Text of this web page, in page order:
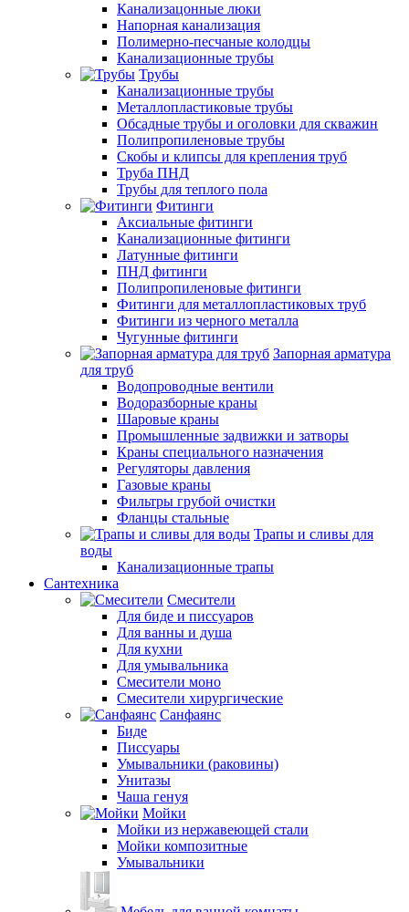
Канализацонные люки
Напорная канализация
Полимерно-песчаные колодцы
Канализационные трубы
Трубы
Канализационные трубы
Металлопластиковые трубы
Обсадные трубы и оголовки для скважин
Полипропиленовые трубы
Скобы и клипсы для крепления труб
Труба ПНД
Трубы для теплого пола
Фитинги
Аксиальные фитинги
Канализационные фитинги
Латунные фитинги
ПНД фитинги
Полипропиленовые фитинги
Фитинги для металлопластиковых труб
Фитинги из черного металла
Чугунные фитинги
Запорная арматура
для труб
Водопроводные вентили
Водоразборные краны
Шаровые краны
Промышленные задвижки и затворы
Краны специального назначения
Регуляторы давления
Газовые краны
Фильтры грубой очистки
Фланцы стальные
Трапы и сливы для
воды
Канализационные трапы
Сантехника
Смесители
Для биде и писсуаров
Для ванны и душа
Для кухни
Для умывальника
Смесители моно
Смесители хирургические
Санфаянс
Биде
Писсуары
Умывальники (раковины)
Унитазы
Чаша генуя
Мойки
Мойки из нержавеющей стали
Мойки композитные
Умывальники